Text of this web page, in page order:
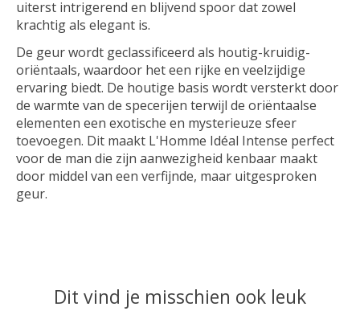
uiterst intrigerend en blijvend spoor dat zowel
krachtig als elegant is.
De geur wordt geclassificeerd als houtig-kruidig-
oriëntaals, waardoor het een rijke en veelzijdige
ervaring biedt. De houtige basis wordt versterkt door
de warmte van de specerijen terwijl de oriëntaalse
elementen een exotische en mysterieuze sfeer
toevoegen. Dit maakt L'Homme Idéal Intense perfect
voor de man die zijn aanwezigheid kenbaar maakt
door middel van een verfijnde, maar uitgesproken
geur.
Dit vind je misschien ook leuk